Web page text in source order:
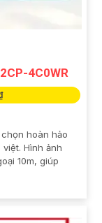
4C0WR
hoàn hảo
Hình ảnh
10m, giúp